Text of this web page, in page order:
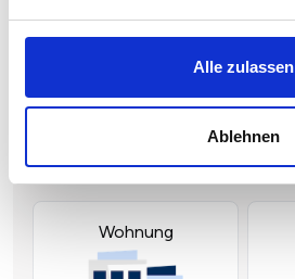
Alle zulassen
Ablehnen